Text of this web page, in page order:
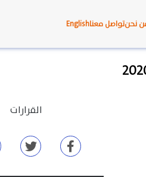
نحنتواصل معناEnglish
القرارات